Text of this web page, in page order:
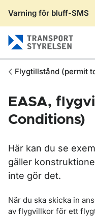
Varning för bluff-SMS
Flygtillstånd (permit
EASA,
Conditions)
Här kan du se
gäller
inte gör det.
När du ska skicka in
av flygvillkor för ett